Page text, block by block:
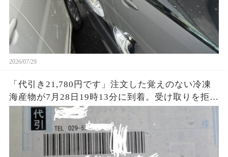
2026/07/29
「代引き21,780円です」注文した覚えのない冷凍
海産物が7月28日19時13分に到着。受け取りを拒否
すると、数分後に知らない番号から電話が…